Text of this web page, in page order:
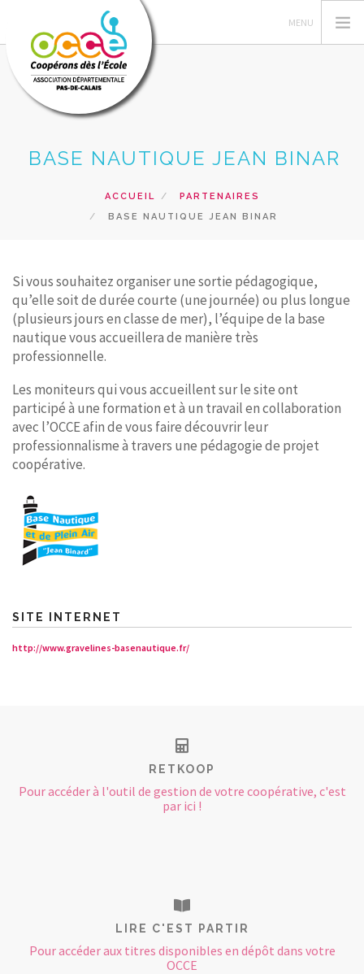
GERER SA COOPERATIVE
NOS ACTIONS PEDAGOGIQUES
RESSOURCES ET SERVICES
RECHERCHER
CONTACT
BASE NAUTIQUE JEAN BINAR
ACCUEIL
PARTENAIRES
BASE NAUTIQUE JEAN BINAR
Si vous souhaitez organiser une sortie pédagogique,
qu’elle soit de durée courte (une journée) ou plus longue
(plusieurs jours en classe de mer), l’équipe de la base
nautique vous accueillera de manière très
professionnelle.
Les moniteurs qui vous accueillent sur le site ont
participé à une formation et à un travail en collaboration
avec l’OCCE afin de vous faire découvrir leur
professionnalisme à travers une pédagogie de projet
coopérative.
SITE INTERNET
http://www.gravelines-basenautique.fr/
RETKOOP
Pour accéder à l'outil de gestion de votre coopérative, c'est
par ici !
LIRE C'EST PARTIR
Pour accéder aux titres disponibles en dépôt dans votre
OCCE